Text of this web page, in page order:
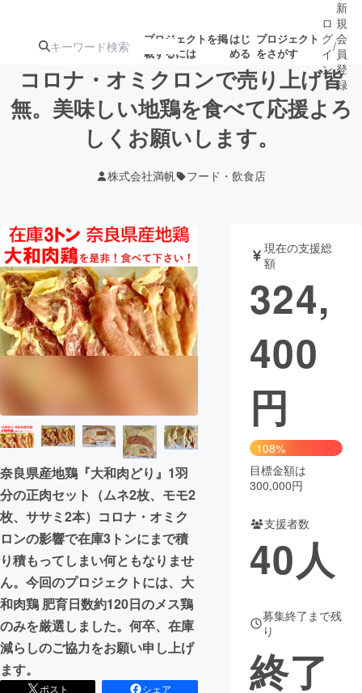
プロジェクトを掲
載するには
はじ
める
プロジェクト
をさがす
注目のリ
注目の新着プロ
ジェクト
募集終了が近いプ
ロジェクト
テクノロジー・ガジェット
映像・映画 書籍・雑誌
ビジネス・起業 チャレンジ
CAMPFIRE for Social Good CAMPFIRE Creation
CAMPFIREふるさと納税machi-ya コミュニティ
ロ
グ
イ
ン
/
新
規
会
員
登
録
コロナ・オミクロンで売り上げ皆
無。美味しい地鶏を食べて応援よろ
しくお願いします。
株式会社満帆 フード・飲食店
奈良県産地鶏『大和肉どり』1羽
分の正肉セット（ムネ2枚、モモ2
枚、ササミ2本）コロナ・オミク
ロンの影響で在庫3トンにまで積
り積もってしまい何ともなりませ
ん。今回のプロジェクトには、大
和肉鶏 肥育日数約120日のメス鶏
のみを厳選しました。何卒、在庫
減らしのご協力をお願い申し上げ
ます。
ポスト
シェア
現在の支援総
額
324,
400
円
108%
目標金額は
300,000円
支援者数
40人
募集終了まで残
り
終了